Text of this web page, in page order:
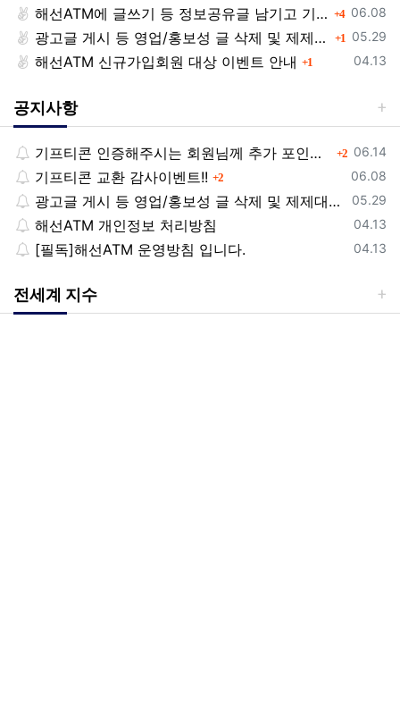
등록일
06.08
해선ATM에 글쓰기 등 정보공유글 남기고 기프티콘 받자! 4댓글
등록일
05.29
광고글 게시 등 영업/홍보성 글 삭제 및 제제대상입니다. 1댓글
등록일
04.13
해선ATM 신규가입회원 대상 이벤트 안내 1
공지사항
등록일
06.14
기프티콘 인증해주시는 회원님께 추가 포인트 쏩니다!! 2댓글
등록일
06.08
기프티콘 교환 감사이벤트!! 2댓글
등록일
05.29
광고글 게시 등 영업/홍보성 글 삭제 및 제제대상입니다.
등록일
04.13
해선ATM 개인정보 처리방침
등록일
04.13
[필독]해선ATM 운영방침 입니다.
전세계 지수